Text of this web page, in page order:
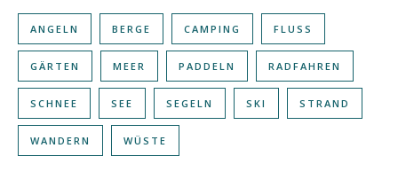
ANGELN BERGE CAMPING FLUSS
GÄRTEN MEER PADDELN RADFAHREN
SCHNEE SEE SEGELN SKI STRAND
WANDERN WÜSTE